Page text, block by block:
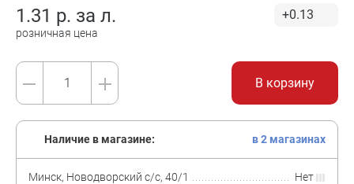
1.31 р. за л.
розничная цена
+0.13
В корзину
Наличие в магазине: в 2 магазинах
Минск, Новодворский с/с, 40/1
Нет